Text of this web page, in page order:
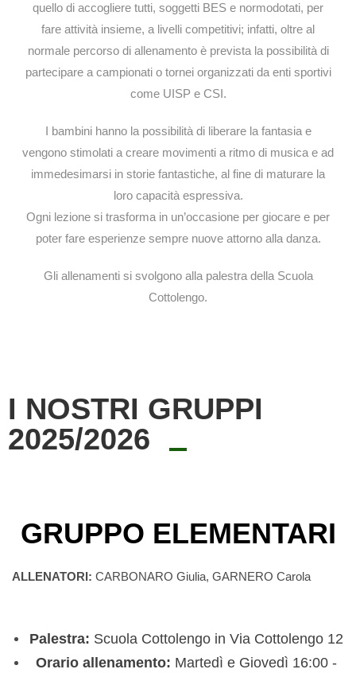
quello di accogliere tutti, soggetti BES e normodotati, per
fare attività insieme, a livelli competitivi; infatti, oltre al
normale percorso di allenamento è prevista la possibilità di
partecipare a campionati o tornei organizzati da enti sportivi
come UISP e CSI.
I bambini hanno la possibilità di liberare la fantasia e
vengono stimolati a creare movimenti a ritmo di musica e ad
immedesimarsi in storie fantastiche, al fine di maturare la
loro capacità espressiva.
Ogni lezione si trasforma in un’occasione per giocare e per
poter fare esperienze sempre nuove attorno alla danza.
Gli allenamenti si svolgono alla palestra della Scuola
Cottolengo.
I NOSTRI GRUPPI
2025/2026
GRUPPO ELEMENTARI
ALLENATORI: CARBONARO Giulia, GARNERO Carola
Palestra: Scuola Cottolengo in Via Cottolengo 12
Orario allenamento: Martedì e Giovedì 16:00 -